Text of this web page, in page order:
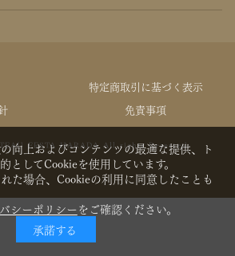
特定商取引に基づく表示
免責事項
FESTA HARADA All rights Reserved.
向上およびコンテンツの最適な提供、ト
としてCookieを使用しています。
た場合、Cookieの利用に同意したことも
シーポリシーをご確認ください。
承諾する